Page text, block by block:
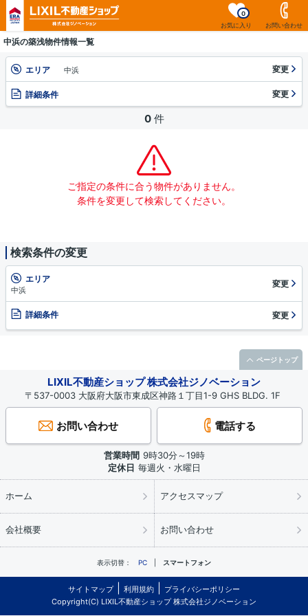
お気に入り
0
お問い合わせ
中浜の築浅物件情報一覧
エリア 中浜 変更
詳細条件 変更
0 件
ご指定の条件に合う物件がありません。
条件を変更して検索してください。
検索条件の変更
エリア
中浜
変更
詳細条件 変更
LIXIL不動産ショップ 株式会社ジノベーション
〒537-0003 大阪府大阪市東成区神路１丁目1-9 GHS BLDG. 1F
お問い合わせ 電話する
営業時間 9時30分～19時
定休日 毎週火・水曜日
ホーム アクセスマップ
会社概要 お問い合わせ
表示切替： PC スマートフォン
サイトマップ 利用規約
プライバシーポリシー
Copyright(C) LIXIL不動産ショップ 株式会社ジノベーション
ページトップ